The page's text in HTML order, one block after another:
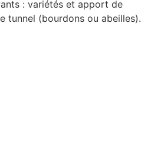
: variétés et apport de
tunnel (bourdons ou abeilles).